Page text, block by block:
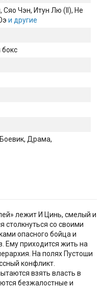
, Сяо Чэн, Итун Лю (II), Не
и другие
Драма,
лежит И Цинь, смелый и
столкнуться со своими
опасного бойца и
Ему приходится жить на
На полях Пустоши
конфликт.
взять власть в
безжалостные и